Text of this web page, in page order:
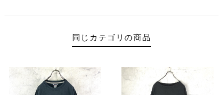
同じカテゴリの商品